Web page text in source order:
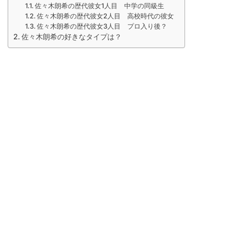
佐々木朗希の歴代彼女1人目 中学の同級生
佐々木朗希の歴代彼女2人目 高校時代の彼女
佐々木朗希の歴代彼女3人目 プロ入り後？
佐々木朗希の好きなタイプは？